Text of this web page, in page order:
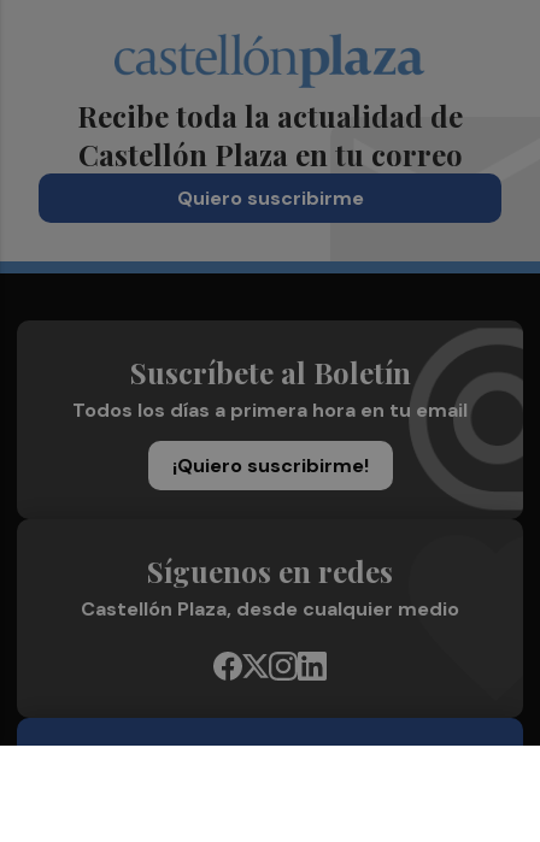
Recibe toda la actualidad de
Castellón Plaza en tu correo
Quiero suscribirme
Suscríbete al Boletín
Todos los días a primera hora en tu email
¡Quiero suscribirme!
Síguenos en redes
Castellón Plaza, desde cualquier medio